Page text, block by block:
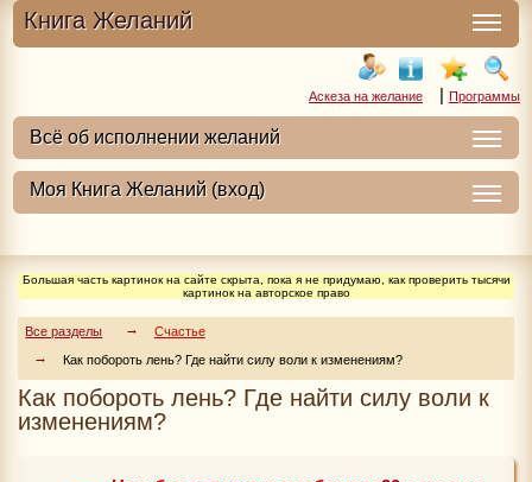
Книга Желаний
Аскеза на желание | Программы
Большая часть картинок на сайте скрыта, пока я не придумаю, как проверить тысячи
картинок на авторское право
Все разделы
Счастье
Как побороть лень? Где найти силу воли к изменениям?
Как побороть лень? Где найти силу воли к
изменениям?